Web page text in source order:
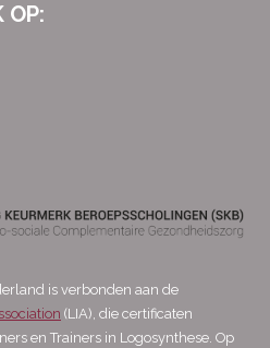
OP:
is verbonden aan de
(LIA), die certificaten
en Trainers in Logosynthese. Op